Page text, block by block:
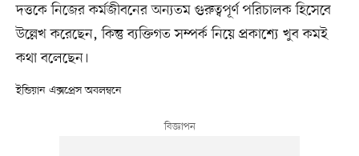
দত্তকে নিজের কর্মজীবনের অন্যতম গুরুত্বপূর্ণ পরিচালক হিসেবে
উল্লেখ করেছেন, কিন্তু ব্যক্তিগত সম্পর্ক নিয়ে প্রকাশ্যে খুব কমই
কথা বলেছেন।
ইন্ডিয়ান এক্সপ্রেস অবলম্বনে